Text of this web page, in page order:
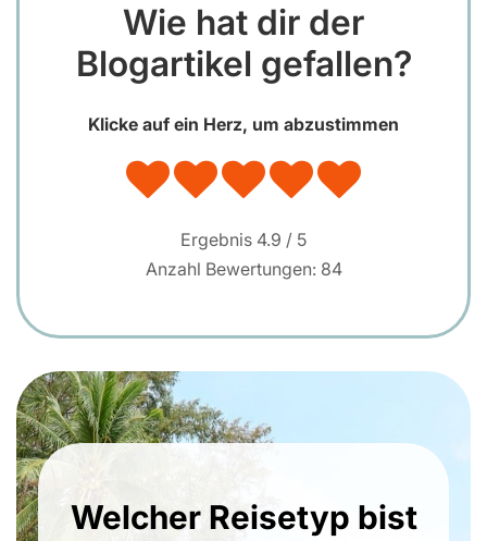
Wie hat dir der
Blogartikel gefallen?
Klicke auf ein Herz, um abzustimmen
Ergebnis 4.9 / 5
Anzahl Bewertungen: 84
Welcher Reisetyp bist